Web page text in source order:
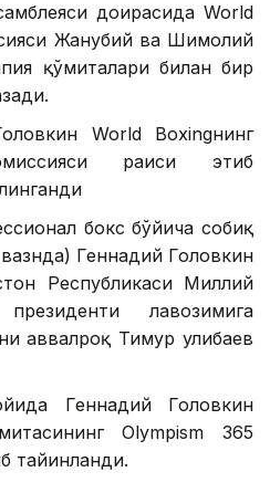
доирасида World
Жанубий ва Шимолий
қўмиталари билан бир
World Boxingнинг
раиси этиб
бокс бўйича собиқ
Геннадий Головкин
Республикаси Миллий
лавозимига
аввалроқ Тимур Қулибаев
Геннадий Головкин
Olympism 365
тайинланди.